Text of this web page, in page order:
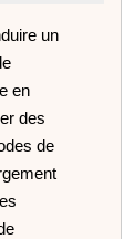
un
en
des
de